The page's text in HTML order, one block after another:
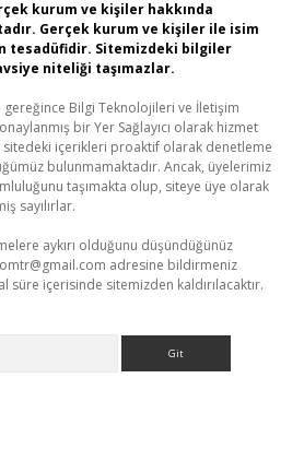
kurum ve kişiler hakkında
Gerçek kurum ve kişiler ile isim
tesadüfidir. Sitemizdeki bilgiler
niteliği taşımazlar.
gereğince Bilgi Teknolojileri ve İletişim
bir Yer Sağlayıcı olarak hizmet
içerikleri proaktif olarak denetleme
bulunmamaktadır. Ancak, üyelerimiz
taşımakta olup, siteye üye olarak
sayılırlar.
aykırı olduğunu düşündüğünüz
adresine bildirmeniz
süre içerisinde sitemizden kaldırılacaktır.